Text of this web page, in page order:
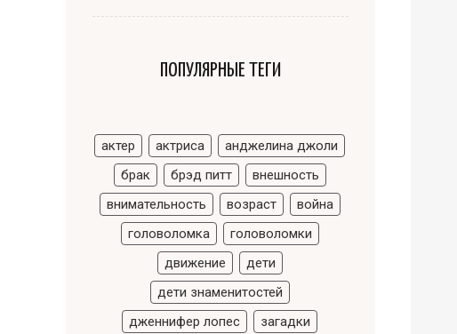
ПОПУЛЯРНЫЕ ТЕГИ
актер актриса
анджелина джоли
брак
брэд питт
внешность
внимательность
возраст
война
головоломка
головоломки
движение
дети
дети знаменитостей
дженнифер лопес
загадки